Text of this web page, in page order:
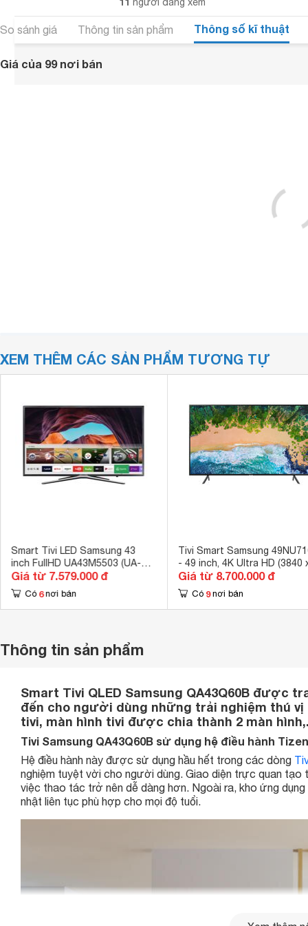
So sánh giá Thông tin sản phẩm Thông số kĩ thuật
Giá của 99 nơi bán
XEM THÊM CÁC SẢN PHẨM TƯƠNG TỰ
Smart Tivi LED Samsung 43
inch FullHD UA43M5503 (UA-
43M5503)
Giá từ 7.579.000 đ
Có 6 nơi bán
Tivi Smart Samsung
- 49 inch, 4K Ultra HD (3840
2160px)
Giá từ 8.700.000 đ
Có 9 nơi bán
Thông tin sản phẩm
Smart Tivi QLED Samsung QA43Q60B được
đến cho người dùng những trải nghiệm thú
tivi, màn hình tivi được chia thành 2 màn
Tivi Samsung QA43Q60B sử dụng hệ điều hành
Hệ điều hành này được sử dụng hầu hết trong các dòng
nghiệm tuyệt vời cho người dùng. Giao diện trực quan
việc thao tác trở nên dễ dàng hơn. Ngoài ra, kho ứng
nhật liên tục phù hợp cho mọi độ tuổi.